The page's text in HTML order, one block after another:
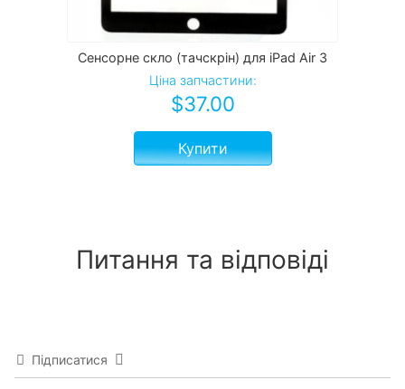
Сенсорне скло (тачскрін) для iPad Air 3
Ціна запчастини:
$37.00
Купити
Питання та відповіді
Підписатися